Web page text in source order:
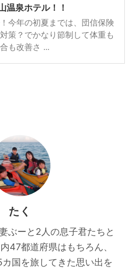
温泉ホテル！！
今年の初夏までは、団信保険
策？でかなり節制して体重も
も改善さ ...
たく
ぶーと2人の息子君たちと
47都道府県はもちろん、
国を旅してきた思い出を